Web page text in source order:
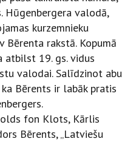
valodā,
kurzemnieku
Bērenta rakstā. Kopumā
atbilst 19. gs. vidus
valodai. Salīdzinot abu
Bērents ir labāk pratis
fon Klots, Kārlis
Bērents, „Latviešu